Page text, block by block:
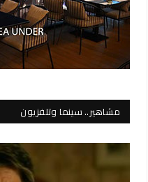
مشاهير.. سينما وتلفزيون